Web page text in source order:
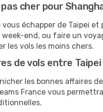
cher pour
vous échapper de Taipei
end, ou faire un
les vols les moins chers.
de vols entre
les bonnes affaires
France vous